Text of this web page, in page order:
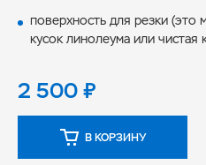
поверхность для резки (это
кусок линолеума или чистая
2 500₽
В КОРЗИНУ